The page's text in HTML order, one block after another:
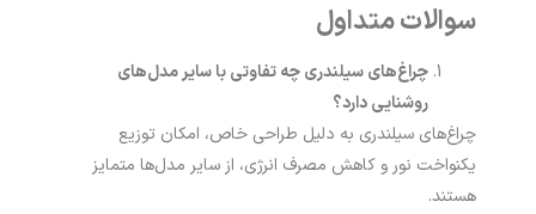
سوالات متداول
چراغ‌هایسیلندری چه تفاوتی با سایر مدل‌های
روشنایی دارد؟
چراغ‌های سیلندری به دلیل طراحی خاص، امکان توزیع
یکنواخت نور و کاهش مصرف انرژی، از سایر مدل‌ها متمایز
هستند.